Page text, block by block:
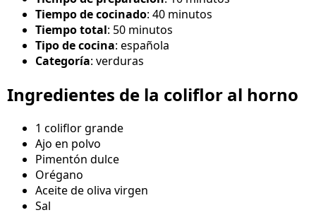
Tiempo de cocinado: 40 minutos
Tiempo total: 50 minutos
Tipo de cocina: española
Categoría: verduras
Ingredientes de la coliflor al horno
1 coliflor grande
Ajo en polvo
Pimentón dulce
Orégano
Aceite de oliva virgen
Sal